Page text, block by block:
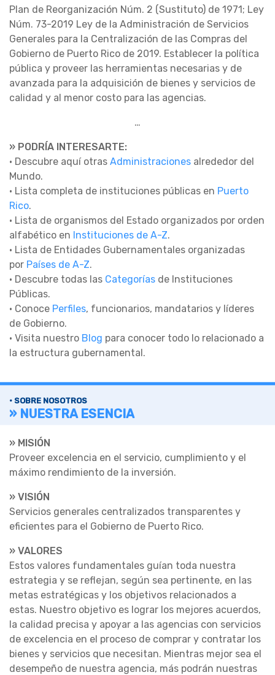
Plan de Reorganización Núm. 2 (Sustituto) de 1971; Ley
Núm. 73-2019 Ley de la Administración de Servicios
Generales para la Centralización de las Compras del
Gobierno de Puerto Rico de 2019. Establecer la política
pública y proveer las herramientas necesarias y de
avanzada para la adquisición de bienes y servicios de
calidad y al menor costo para las agencias.
…
» PODRÍA INTERESARTE:
• Descubre aquí otras Administraciones alrededor del
Mundo.
• Lista completa de instituciones públicas en Puerto
Rico.
• Lista de organismos del Estado organizados por orden
alfabético en Instituciones de A-Z.
• Lista de Entidades Gubernamentales organizadas
por Países de A-Z.
• Descubre todas las Categorías de Instituciones
Públicas.
• Conoce Perfiles, funcionarios, mandatarios y líderes
de Gobierno.
• Visita nuestro Blog para conocer todo lo relacionado a
la estructura gubernamental.
• SOBRE NOSOTROS
» NUESTRA ESENCIA
» MISIÓN
Proveer excelencia en el servicio, cumplimiento y el
máximo rendimiento de la inversión.
» VISIÓN
Servicios generales centralizados transparentes y
eficientes para el Gobierno de Puerto Rico.
» VALORES
Estos valores fundamentales guían toda nuestra
estrategia y se reflejan, según sea pertinente, en las
metas estratégicas y los objetivos relacionados a
estas. Nuestro objetivo es lograr los mejores acuerdos,
la calidad precisa y apoyar a las agencias con servicios
de excelencia en el proceso de comprar y contratar los
bienes y servicios que necesitan. Mientras mejor sea el
desempeño de nuestra agencia, más podrán nuestras